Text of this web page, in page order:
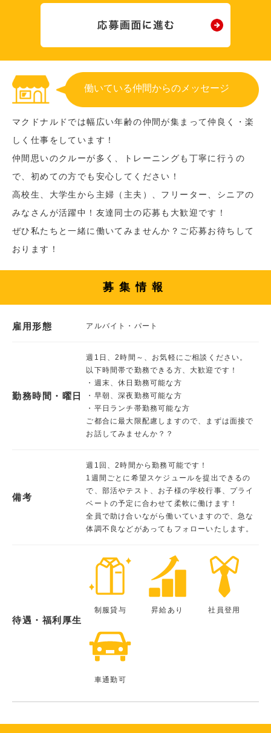
働いている仲間からのメッセージ
マクドナルドでは幅広い年齢の仲間が集まって仲良く・楽
しく仕事をしています！
仲間思いのクルーが多く、トレーニングも丁寧に行うの
で、初めての方でも安心してください！
高校生、大学生から主婦（主夫）、フリーター、シニアの
みなさんが活躍中！友達同士の応募も大歓迎です！
ぜひ私たちと一緒に働いてみませんか？ご応募お待ちして
おります！
募集情報
雇用形態 アルバイト・パート
勤務時間・曜日
週1日、2時間～、お気軽にご相談ください。
以下時間帯で勤務できる方、大歓迎です！
・週末、休日勤務可能な方
・早朝、深夜勤務可能な方
・平日ランチ帯勤務可能な方
ご都合に最大限配慮しますので、まずは面接で
お話してみませんか？？
備考
週1回、2時間から勤務可能です！
1週間ごとに希望スケジュールを提出できるの
で、部活やテスト、お子様の学校行事、プライ
ベートの予定に合わせて柔軟に働けます！
全員で助け合いながら働いていますので、急な
体調不良などがあってもフォローいたします。
待遇・福利厚生
制服貸与 昇給あり 社員登用
車通勤可